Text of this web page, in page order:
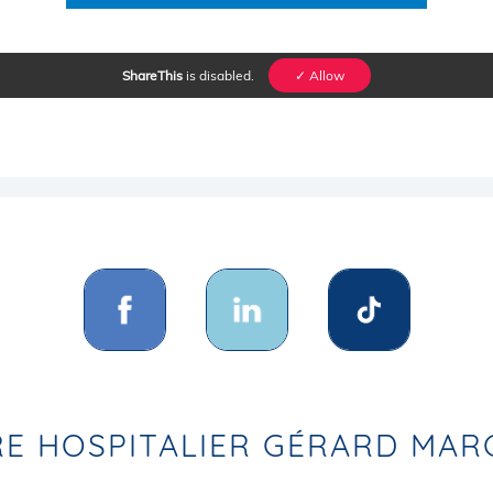
ShareThis is disabled. ✓ Allow
HOSPITALIER GÉRARD